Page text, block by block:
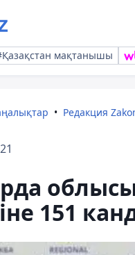
мақтанышы
Редакция
151